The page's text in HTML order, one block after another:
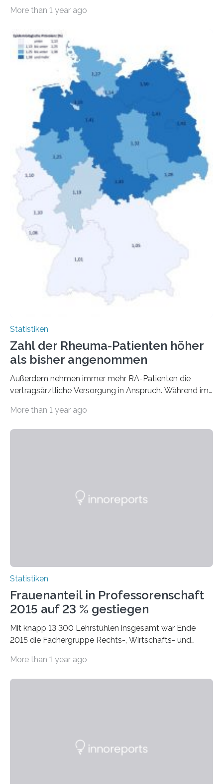
Bundesinstitut für Bevölkerungsforschung (BiB)
gesamten Einkommen zwischen 1990 und 2020 für
unterschiedliche Einkommensgruppen sowie für in
Deutschland geborene Menschen und Zugewanderte
verändert hat. Das Ergebnis: Während Personen mit
hohen Einkommen (oberstes Quintil der Verteilung der
Nettoäquivalenzeinkommen) nur einen moderaten
Anstieg des Mietanteils am Gesamteinkommen
hinnehmen mussten, nahm die Belastung bei
Menschen mit…
More than 1 year ago
Statistiken
Zahl der Rheuma-Patienten höher
als bisher angenommen
Außerdem nehmen immer mehr RA-Patienten die
vertragsärztliche Versorgung in Anspruch. Während im
More than 1 year ago
Statistiken
Frauenanteil in Professorenschaft
2015 auf 23 % gestiegen
Mit knapp 13 300 Lehrstühlen insgesamt war Ende
2015 die Fächergruppe Rechts-, Wirtschafts- und
bei…
More than 1 year ago